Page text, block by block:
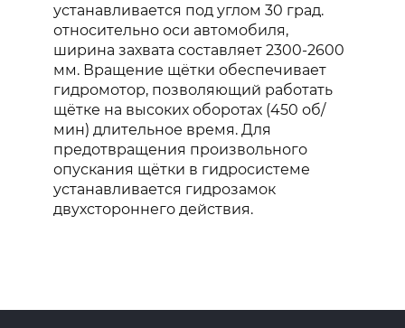
устанавливается под углом 30 град.
относительно оси автомобиля,
ширина захвата составляет 2300-2600
мм. Вращение щётки обеспечивает
гидромотор, позволяющий работать
щётке на высоких оборотах (450 об/
мин) длительное время. Для
предотвращения произвольного
опускания щётки в гидросистеме
устанавливается гидрозамок
двухстороннего действия.